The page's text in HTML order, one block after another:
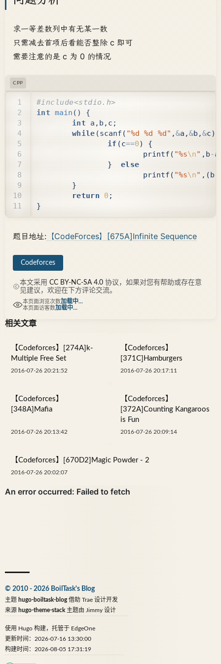
求一等差数列中有无某一数
只需减去首项后看能否整除 c 即可
需要注意的是 c 为 0 的情况
CPP
4
int main ()
{
int
a , b , c ;
while (scanf ( "%d %d %d" ,&a ,&b ,&c)
if (c==0)
{
printf ( "%s\n" , b-a
}
else
printf ( "%s\n" ,(b-
}
return
0 ;
}
题目地址: 【CodeForces】[675A]Infinite Sequence
Codeforces
本文采用 CC BY-NC-SA 4.0协议，如果对您有帮助或存在意
见建议，欢迎在下方评论交流。
本页面浏览次数加载中...
本页面访客数加载中...
相关文章
【Codeforces】[274A]k-
Multiple Free Set
2016-07-26 20:21:52
【Codeforces】
[371C]Hamburgers
2016-07-26 20:17:11
【Codeforces】
[348A]Mafia
2016-07-26 20:13:42
【Codeforces】
[372A]Counting Kangaroos
is Fun
2016-07-26 20:09:14
【Codeforces】[670D2]Magic Powder - 2
2016-07-26 20:02:07
© 2010 - 2026 BoilTask's Blog
主题 hugo-boiltask-blog借助 Trae 设计开发
来源 hugo-theme-stack 主题由 Jimmy 设计
使用 Hugo 构建，托管于 EdgeOne
更新时间：2026-07-16 13:30:00
构建时间：2026-08-05 17:31:19